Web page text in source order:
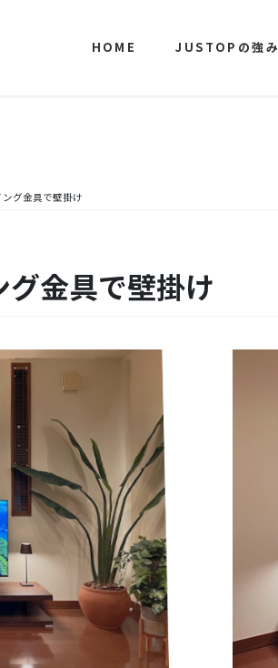
HOME JUSTOPの強み
グ金具で壁掛け
金具で壁掛け